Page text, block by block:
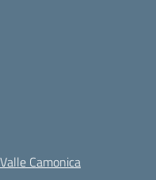
Camonica